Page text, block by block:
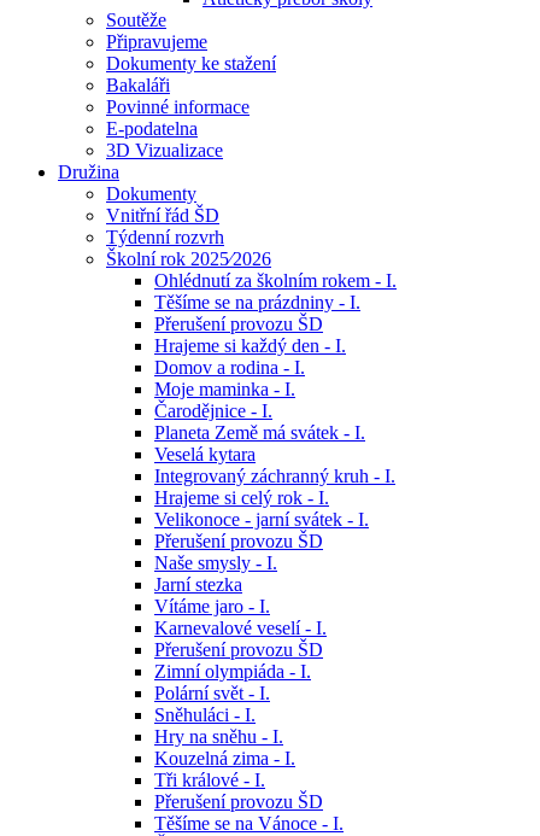
Soutěže
Připravujeme
Dokumenty ke stažení
Bakaláři
Povinné informace
E-podatelna
3D Vizualizace
Družina
Dokumenty
Vnitřní řád ŠD
Týdenní rozvrh
Školní rok 2025⁄2026
Ohlédnutí za školním rokem - I.
Těšíme se na prázdniny - I.
Přerušení provozu ŠD
Hrajeme si každý den - I.
Domov a rodina - I.
Moje maminka - I.
Čarodějnice - I.
Planeta Země má svátek - I.
Veselá kytara
Integrovaný záchranný kruh - I.
Hrajeme si celý rok - I.
Velikonoce - jarní svátek - I.
Přerušení provozu ŠD
Naše smysly - I.
Jarní stezka
Vítáme jaro - I.
Karnevalové veselí - I.
Přerušení provozu ŠD
Zimní olympiáda - I.
Polární svět - I.
Sněhuláci - I.
Hry na sněhu - I.
Kouzelná zima - I.
Tři králové - I.
Přerušení provozu ŠD
Těšíme se na Vánoce - I.